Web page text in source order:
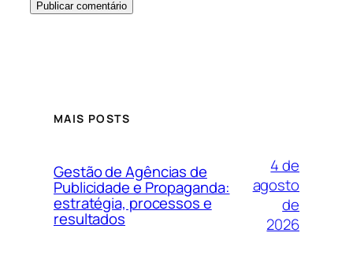
MAIS POSTS
Gestão de Agências de
Publicidade e Propaganda:
estratégia, processos e
resultados
4 de
agosto
de
2026